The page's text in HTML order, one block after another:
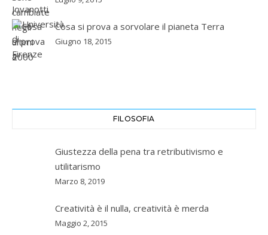
Cosa si prova a sorvolare il pianeta Terra
Giugno 18, 2015
FILOSOFIA
Giustezza della pena tra retributivismo e
utilitarismo
Marzo 8, 2019
Creatività è il nulla, creatività è merda
Maggio 2, 2015